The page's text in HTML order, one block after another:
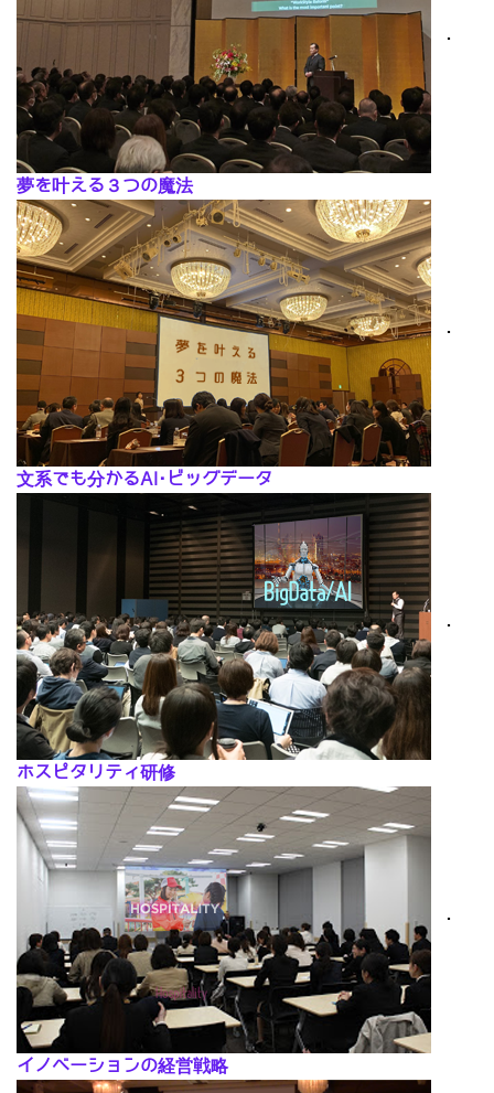
･
夢を叶える３つの魔法
･
文系でも分かるAI･ビッグデータ
･
ホスピタリティ研修
･
イノベーションの経営戦略